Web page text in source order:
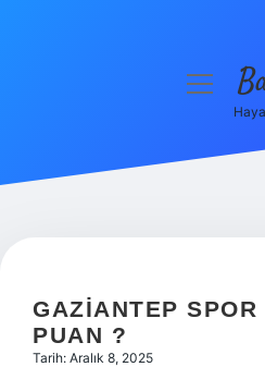
Hakkımızda
menüyü
GAZIANTEP
PUAN ?
Tarih: Aralık 8, 2025